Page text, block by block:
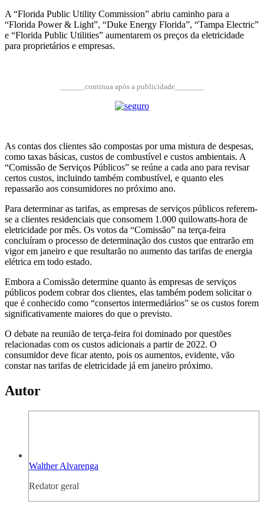
A “Florida Public Utility Commission” abriu caminho para a
“Florida Power & Light”, “Duke Energy Florida”, “Tampa Electric”
e “Florida Public Utilities” aumentarem os preços da eletricidade
para proprietários e empresas.
______continua após a publicidade_______
As contas dos clientes são compostas por uma mistura de despesas,
como taxas básicas, custos de combustível e custos ambientais. A
“Comissão de Serviços Públicos” se reúne a cada ano para revisar
certos custos, incluindo também combustível, e quanto eles
repassarão aos consumidores no próximo ano.
Para determinar as tarifas, as empresas de serviços públicos referem-
se a clientes residenciais que consomem 1.000 quilowatts-hora de
eletricidade por mês. Os votos da “Comissão” na terça-feira
concluíram o processo de determinação dos custos que entrarão em
vigor em janeiro e que resultarão no aumento das tarifas de energia
elétrica em todo estado.
Embora a Comissão determine quanto às empresas de serviços
públicos podem cobrar dos clientes, elas também podem solicitar o
que é conhecido como “consertos intermediários” se os custos forem
significativamente maiores do que o previsto.
O debate na reunião de terça-feira foi dominado por questões
relacionadas com os custos adicionais a partir de 2022. O
consumidor deve ficar atento, pois os aumentos, evidente, vão
constar nas tarifas de eletricidade já em janeiro próximo.
Autor
Walther Alvarenga
Redator geral